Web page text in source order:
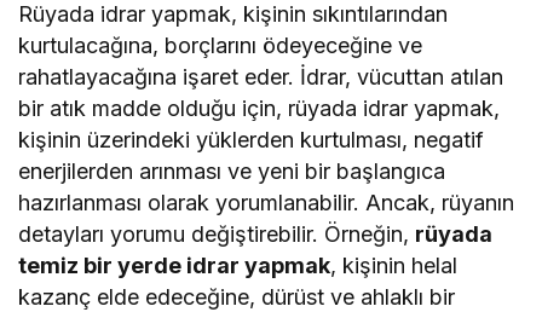
Rüyada idrar yapmak, kişinin sıkıntılarından
kurtulacağına, borçlarını ödeyeceğine ve
rahatlayacağına işaret eder. İdrar, vücuttan atılan
bir atık madde olduğu için, rüyada idrar yapmak,
kişinin üzerindeki yüklerden kurtulması, negatif
enerjilerden arınması ve yeni bir başlangıca
hazırlanması olarak yorumlanabilir. Ancak, rüyanın
detayları yorumu değiştirebilir. Örneğin, rüyada
temiz bir yerde idrar yapmak, kişinin helal
kazanç elde edeceğine, dürüst ve ahlaklı bir